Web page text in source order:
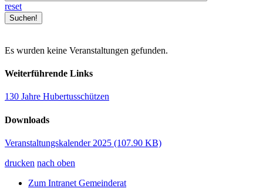
reset
Es wurden keine Veranstaltungen gefunden.
Weiterführende Links
130 Jahre Hubertusschützen
Downloads
Veranstaltungskalender 2025 (107.90 KB)
drucken nach oben
Zum Intranet Gemeinderat